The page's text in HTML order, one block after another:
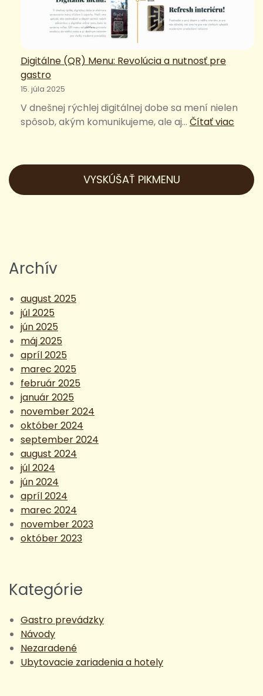
podnik
s
hamburgermi
Digitálne (QR) Menu: Revolúcia a nutnosť pre
gastro
15. júla 2025
V dnešnej rýchlej digitálnej dobe sa mení nielen
spôsob, akým komunikujeme, ale aj… Čítať viac
Menu:
a
VYSKÚŠAŤ PIKMENU
Archív
august 2025
júl 2025
jún 2025
máj 2025
apríl 2025
marec 2025
február 2025
január 2025
november 2024
október 2024
september 2024
august 2024
júl 2024
jún 2024
apríl 2024
marec 2024
november 2023
október 2023
Kategórie
Gastro prevádzky
Návody
Nezaradené
Ubytovacie zariadenia a hotely